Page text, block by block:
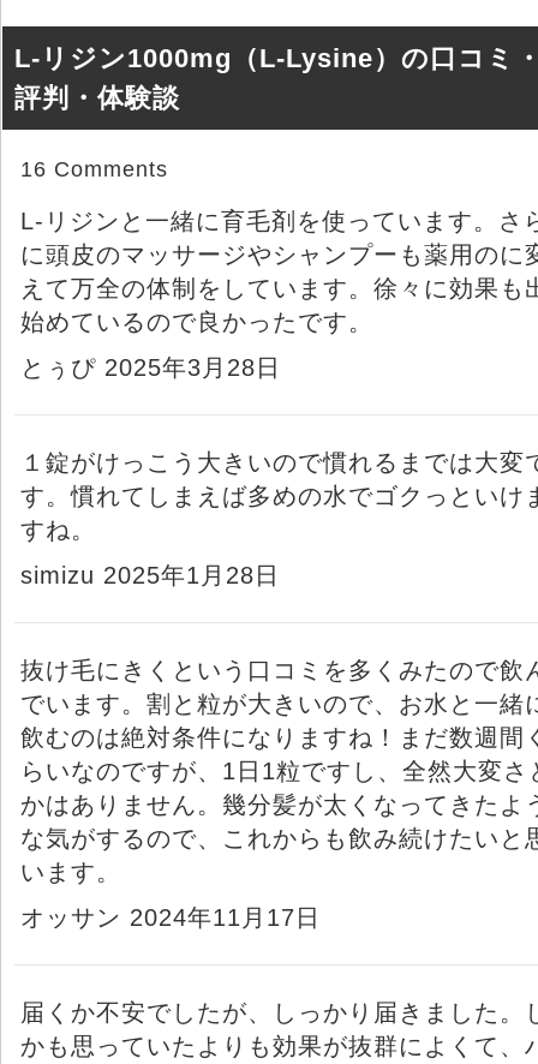
L-リジン1000mg（L-Lysine）の口コミ
評判・体験談
16 Comments
L-リジンと一緒に育毛剤を使っています。さ
に頭皮のマッサージやシャンプーも薬用のに
えて万全の体制をしています。徐々に効果も
始めているので良かったです。
とぅぴ 2025年3月28日
１錠がけっこう大きいので慣れるまでは大変
す。慣れてしまえば多めの水でゴクっといけ
すね。
simizu 2025年1月28日
抜け毛にきくという口コミを多くみたので飲
でいます。割と粒が大きいので、お水と一緒
飲むのは絶対条件になりますね！まだ数週間
らいなのですが、1日1粒ですし、全然大変さ
かはありません。幾分髪が太くなってきたよ
な気がするので、これからも飲み続けたいと
います。
オッサン 2024年11月17日
届くか不安でしたが、しっかり届きました。
かも思っていたよりも効果が抜群によくて、